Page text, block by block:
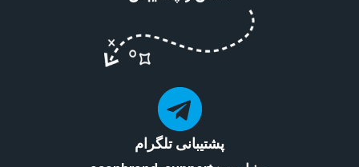
پشتیبانی تلگرام